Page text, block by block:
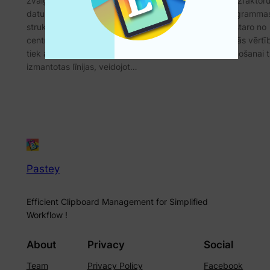
datu attēlošanai divdimensiju diagrammā. Radara
struktūra ir līdzīga zirnekļa tīklam, un vairākas asis izstaro no
centrālā punkta, un katra ass apzīmē mainīgo. Mainīgās
tiek attēlotas ar punktiem uz ass, un šo punktu savienošanai
izmantotas līnijas, veidojot…
Pastey
Efficient Clipboard Management for Simplified
Workflow !
About
Team
Privacy
Privacy Policy
Social
Facebook